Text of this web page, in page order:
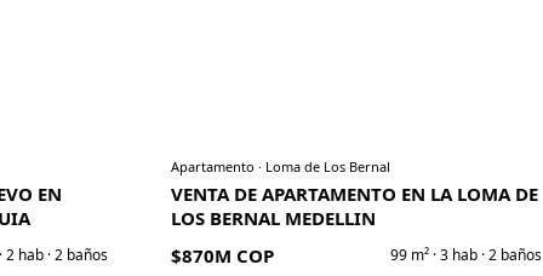
EN
2 hab ·2 baños
Apartamento · Loma de Los Bernal
VENTA DE APARTAMENTO EN LA LOMA DE
LOS BERNAL MEDELLIN
$870M COP
99m² ·3hab ·2baños